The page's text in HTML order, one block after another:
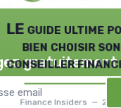
LE guide ultime
bien choisir son
conseiller
Finance Insiders — 2026
gratuitement